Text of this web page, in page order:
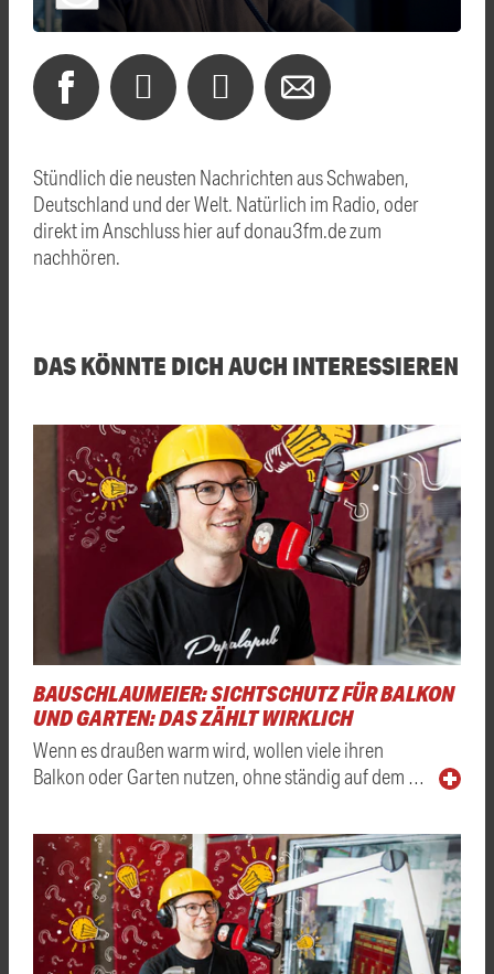
Stündlich die neusten Nachrichten aus Schwaben,
Deutschland und der Welt. Natürlich im Radio, oder
direkt im Anschluss hier auf donau3fm.de zum
nachhören.
DAS KÖNNTE DICH AUCH INTERESSIEREN
BAUSCHLAUMEIER: SICHTSCHUTZ FÜR BALKON
UND GARTEN: DAS ZÄHLT WIRKLICH
Wenn es draußen warm wird, wollen viele ihren
Balkon oder Garten nutzen, ohne ständig auf dem …